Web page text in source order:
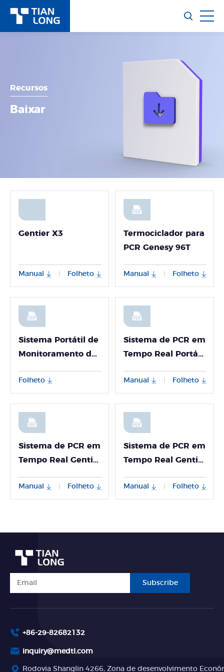
Recursos
Baixar
Gentier X3
Manual Folheto
Termociclador para
PCR Genesy 96T
Manual Folheto
Sistema Portátil de
Monitoramento de
Biolum
Folheto
Sistema de PCR em
Tempo Real Portátil
Manual Folheto
Sistema de PCR em
Tempo Real Gentier
Manual Folheto
Sistema de PCR em
Tempo Real Gentier
Manual Folheto
Subscribe
+86-29-82682132
inquiry@medtl.com
Rodovia Shanglin 4266, Zona de desenvolvimento